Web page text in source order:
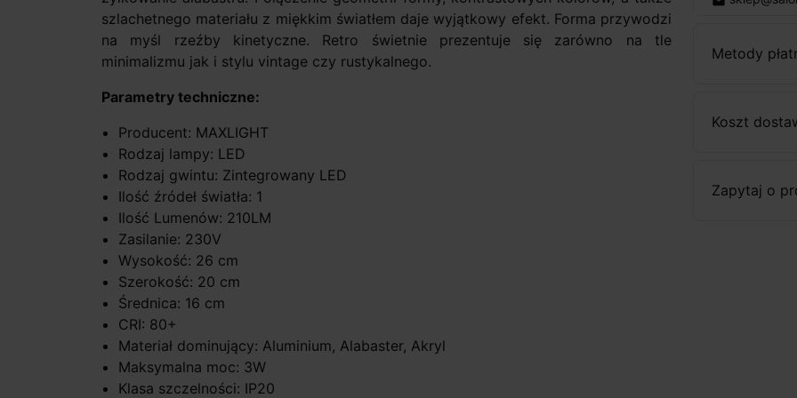
Metody
Koszt
Zapytaj o
szlachetnego materiału z miękkim światłem daje wyjątkowy efekt. Forma przywodzi
na myśl rzeźby kinetyczne. Retro świetnie prezentuje się zarówno na tle
minimalizmu jak i stylu vintage czy rustykalnego.
Parametry techniczne:
Producent: MAXLIGHT
Rodzaj lampy: LED
Rodzaj gwintu: Zintegrowany LED
Ilość źródeł światła: 1
Ilość Lumenów: 210LM
Zasilanie: 230V
Wysokość: 26 cm
Szerokość: 20 cm
Średnica: 16 cm
CRI: 80+
Materiał dominujący: Aluminium, Alabaster, Akryl
Maksymalna moc: 3W
Klasa szczelności: IP20